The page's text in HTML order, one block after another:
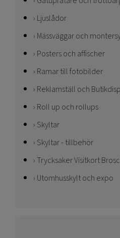
Ljuslådor
Mässväggar och
Posters och affischer
Ramar till fotobilder
Reklamställ och
Roll up och rollups
Skyltar
Skyltar - tillbehör
Trycksaker Visitkort
Utomhusskylt och expo